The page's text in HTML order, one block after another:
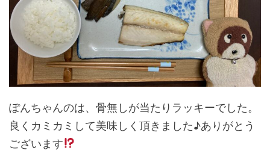
ぽんちゃんのは、骨無しが当たりラッキーでした。
良くカミカミして美味しく頂きました♪ありがとう
ございます